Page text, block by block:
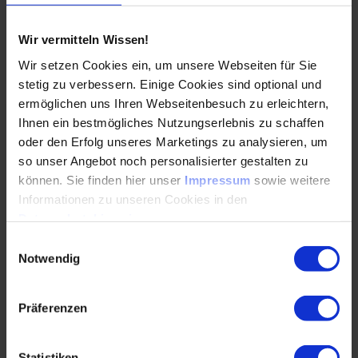
Wir vermitteln Wissen!
Wir setzen Cookies ein, um unsere Webseiten für Sie
stetig zu verbessern. Einige Cookies sind optional und
ermöglichen uns Ihren Webseitenbesuch zu erleichtern,
Ihnen ein bestmögliches Nutzungserlebnis zu schaffen
oder den Erfolg unseres Marketings zu analysieren, um
so unser Angebot noch personalisierter gestalten zu
können. Sie finden hier unser Impressum sowie weitere
Informationen zu unseren Cookies in den
Notwendig
Präferenzen
Erstellung…
Brückenmodernisierung und
Streckenverfügbarkeit: Drei Beispiele von
der A1
24.07.2026
Großbrücken im Spannungsfeld zwischen Bestand,
Neubau und VerkehrssicherungDie
zählt zu den…